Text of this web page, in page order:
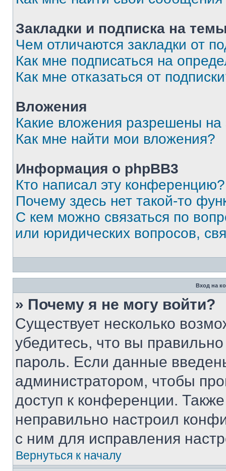
Закладки и подписка на
Чем отличаются закладки от
Как мне подписаться на
Как мне отказаться от
Вложения
Какие вложения разрешены
Как мне найти мои вложения?
Информация о phpBB3
Кто написал эту конференцию?
Почему здесь нет такой-то
С кем можно связаться по
или юридических вопросов,
Вход на
» Почему я не могу войти?
Существует несколько
убедитесь, что вы
пароль. Если данные
администратором, чтобы
доступ к конференции.
неправильно настроил
с ним для исправления
Вернуться к началу